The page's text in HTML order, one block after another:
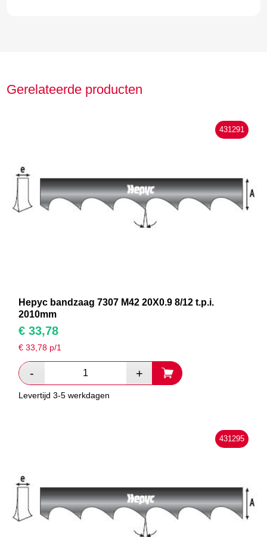
Gerelateerde producten
431291
Hepyc bandzaag 7307 M42 20X0.9 8/12 t.p.i.
2010mm
€ 33,78
€33,78 p/1
Levertijd 3-5 werkdagen
431295